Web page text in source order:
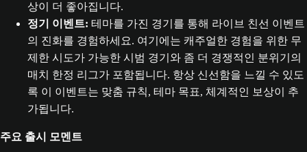
상이 더 좋아집니다.
정기 이벤트: 테마를 가진 경기를 통해 라이브 친선 이벤트
의 진화를 경험하세요. 여기에는 캐주얼한 경험을 위한 무
제한 시도가 가능한 시범 경기와 좀 더 경쟁적인 분위기의
매치 한정 리그가 포함됩니다. 항상 신선함을 느낄 수 있도
록 이 이벤트는 맞춤 규칙, 테마 목표, 체계적인 보상이 추
가됩니다.
주요 출시 모멘트